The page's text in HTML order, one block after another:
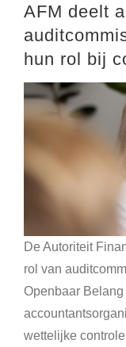
grotere
afbeelding
AFM deelt
hun rol bij
De Autoriteit
rol van
Openbaar Belang
wettelijke